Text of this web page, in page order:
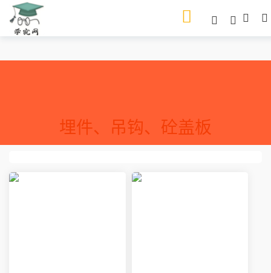
埋件、吊钩、砼盖板